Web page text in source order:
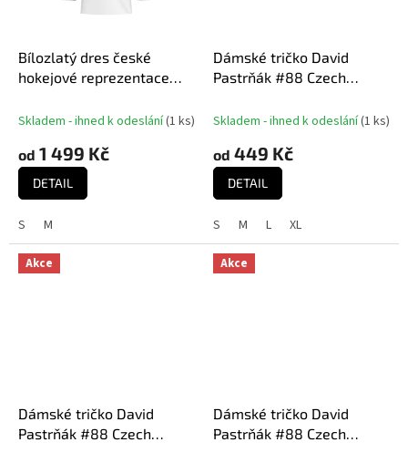
Bílozlatý dres české
hokejové reprezentace
2024 CCM Fandres replica
Skladem - ihned k odeslání(1 ks)
od 1 499 Kč
DETAIL
S M
Dámské tričko David
Pastrňák #88 Czech
Navy
Skladem - ihned k odeslání(1 ks)
od 449 Kč
DETAIL
S M L XL
Akce
Dámské tričko David
Pastrňák #88 Czech
Akce
Dámské tričko David
Pastrňák #88 Czech